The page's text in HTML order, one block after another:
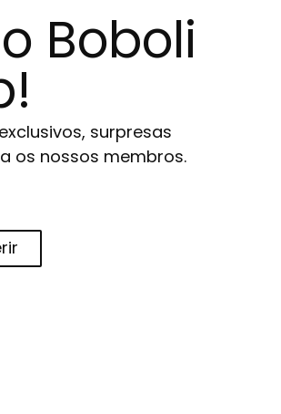
Boboli
surpresas
os nossos membros.